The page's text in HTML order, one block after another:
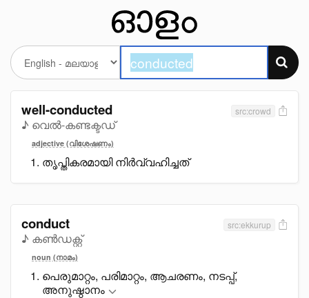
well-conducted
♪ വെൽ-കണ്ടക്ടഡ്
src:crowd
adjective (വിശേഷണം)
തൃപ്തികരമായി നിർവ്വഹിച്ചത്
conduct
♪ കൺഡക്റ്റ്
src:ekkurup
noun (നാമം)
പെരുമാറ്റം, പരിമാറ്റം, ആചരണം, നടപ്പ്,
അനുഷ്ഠാനം